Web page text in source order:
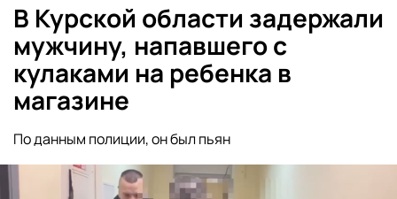
В Курской области задержали
мужчину, напавшего с
кулаками на ребенка в
магазине
По данным полиции, он был пьян